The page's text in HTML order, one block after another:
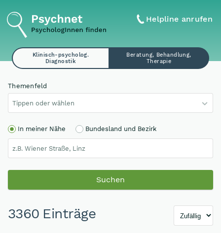
Helpline anrufen
Klinisch-psycholog.
Diagnostik
Beratung, Behandlung,
Therapie
Themenfeld
Tippen oder wählen
In meiner Nähe Bundesland und Bezirk
Suchen
3360 Einträge